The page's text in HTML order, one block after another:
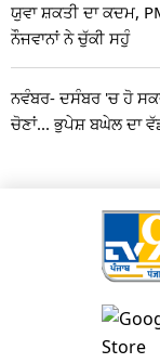
ਯੁਵਾ ਸ਼ਕਤੀ ਦਾ ਕਦਮ,
ਨੌਜਵਾਨਾਂ ਨੇ ਚੁੱਕੀ ਸਹੁੰ
ਨਵੰਬਰ- ਦਸੰਬਰ 'ਚ ਹੋ
ਚੋਣਾਂ... ਭੁਪੇਸ਼ ਬਘੇਲ ਦਾ